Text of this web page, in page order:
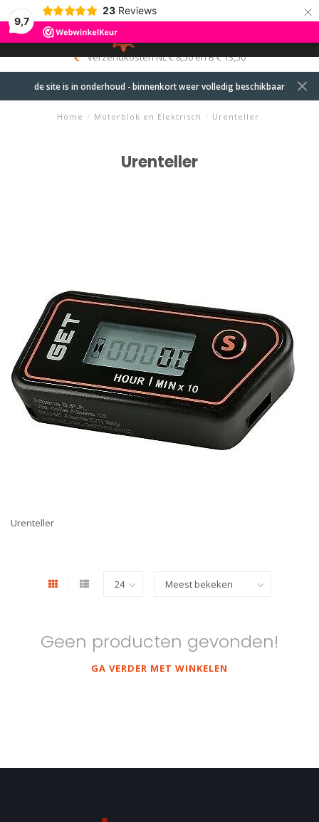
9,7
23 Reviews ×
MENU
0
verzendkosten NL € 8,50 en B € 13,50
de site is in onderhoud - binnenkort weer volledig beschikbaar
Home / Motorblok en Elektrisch / Urenteller
Urenteller
Urenteller
Geen producten gevonden!
GA VERDER MET WINKELEN